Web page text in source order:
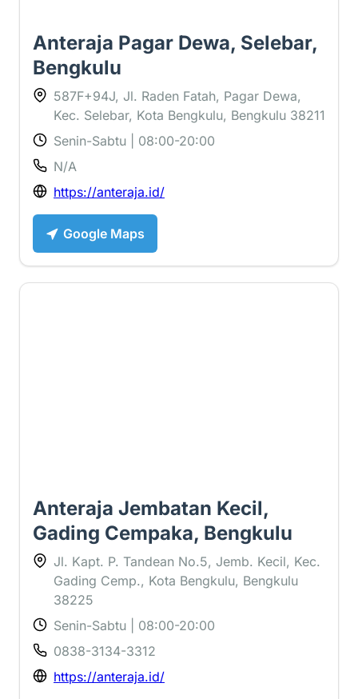
Anteraja Pagar Dewa, Selebar,
Bengkulu
587F+94J, Jl. Raden Fatah, Pagar Dewa,
Kec. Selebar, Kota Bengkulu, Bengkulu 38211
Senin-Sabtu | 08:00-20:00
N/A
https://anteraja.id/
Google Maps
Anteraja Jembatan Kecil,
Gading Cempaka, Bengkulu
Jl. Kapt. P. Tandean No.5, Jemb. Kecil, Kec.
Gading Cemp., Kota Bengkulu, Bengkulu
38225
Senin-Sabtu | 08:00-20:00
0838-3134-3312
https://anteraja.id/